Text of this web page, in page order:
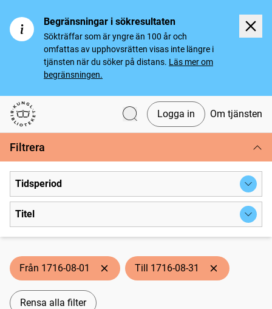
Begränsningar i sökresultaten
Sökträffar som är yngre än 100 år och
omfattas av upphovsrätten visas inte längre i
tjänsten när du söker på distans. Läs mer om
begränsningen.
Svenska tidningar
Logga in Om tjänsten
Filtrera
Tidsperiod
Titel
Från 1716-08-01 Till 1716-08-31
Rensa alla filter